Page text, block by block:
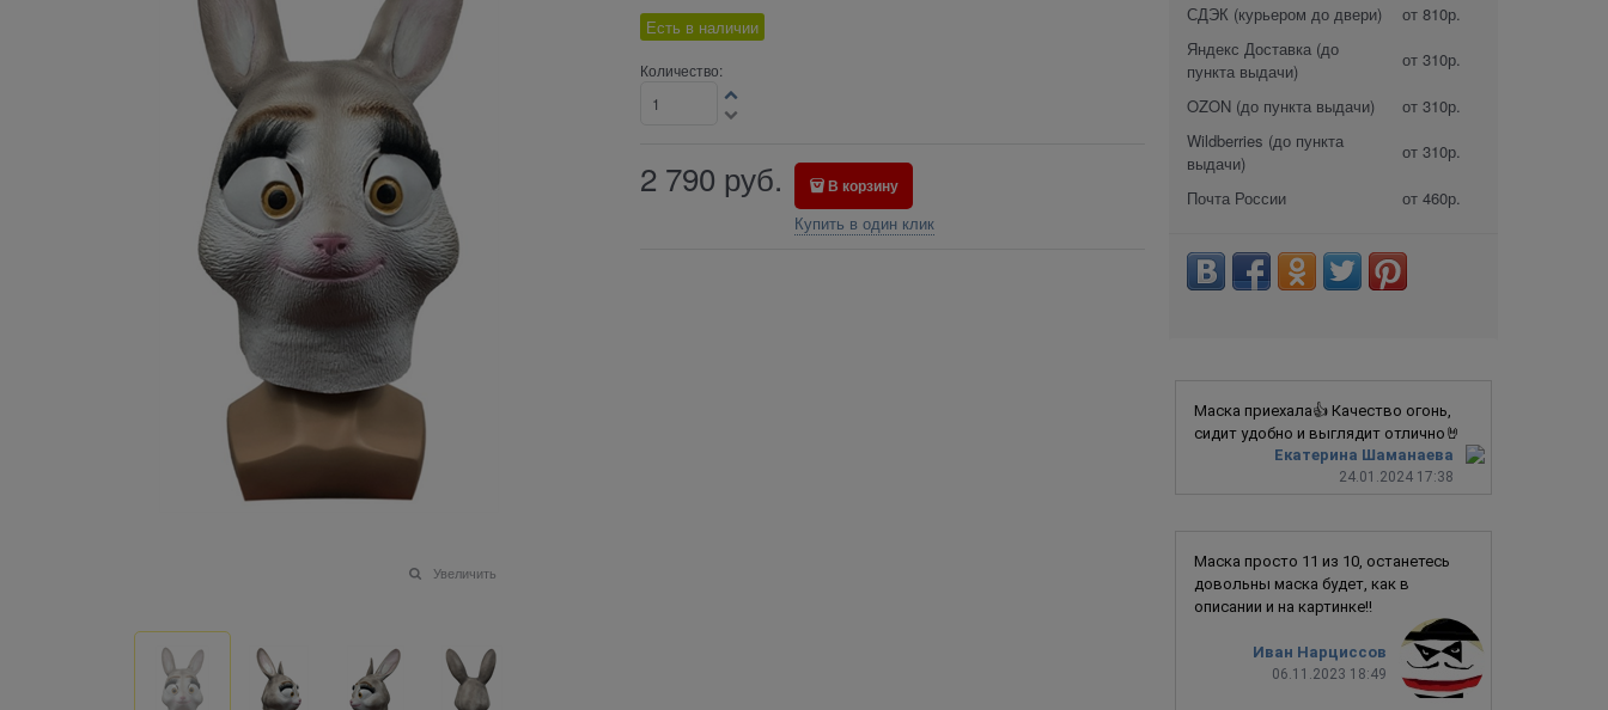
Увеличить
Есть в наличии
Количество:
2 790 руб. В корзину
Купить в один клик
СДЭК (курьером до двери)
от 810р.
Яндекс Доставка (до
пункта выдачи)
от 310р.
OZON (до пункта выдачи)
от 310р.
Wildberries (до пункта
выдачи)
от 310р.
Почта России от 460р.
Екатерина Шаманаева
24.01.2024 17:38
Маска приехала👍 Качество огонь,
сидит удобно и выглядит отлично🤘
Иван Нарциссов
06.11.2023 18:49
Маска просто 11 из 10, останетесь
довольны маска будет, как в
описании и на картинке!!